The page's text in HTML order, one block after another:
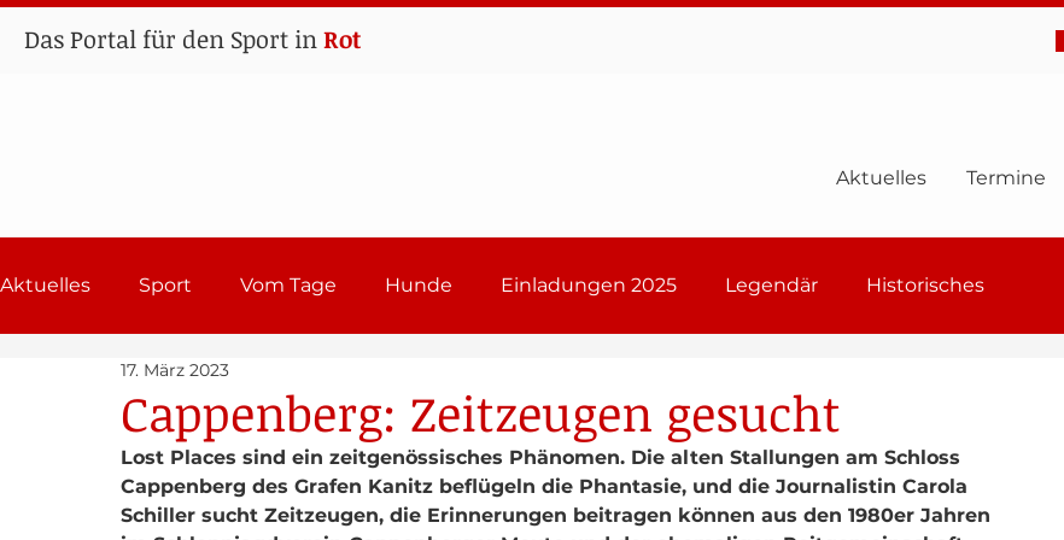
Das Portal für den Sport inRot
Aktuelles Termine
Aktuelles Sport Vom Tage Hunde Einladungen 2025 Legendär Historisches
Lehrgänge Sport in Rot
Cappenberg: Zeitzeugen gesucht
17. März 2023
Lost Places sind ein zeitgenössisches Phänomen. Die alten Stallungen am Schloss
Cappenberg des Grafen Kanitz beflügeln die Phantasie, und die Journalistin Carola
Schiller sucht Zeitzeugen, die Erinnerungen beitragen können aus den 1980er Jahren